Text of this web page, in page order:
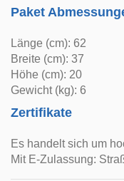
Paket
Länge (cm): 62
Breite (cm): 37
Höhe (cm): 20
Gewicht (kg): 6
Zertifikate
Es handelt sich um
Mit E-Zulassung: